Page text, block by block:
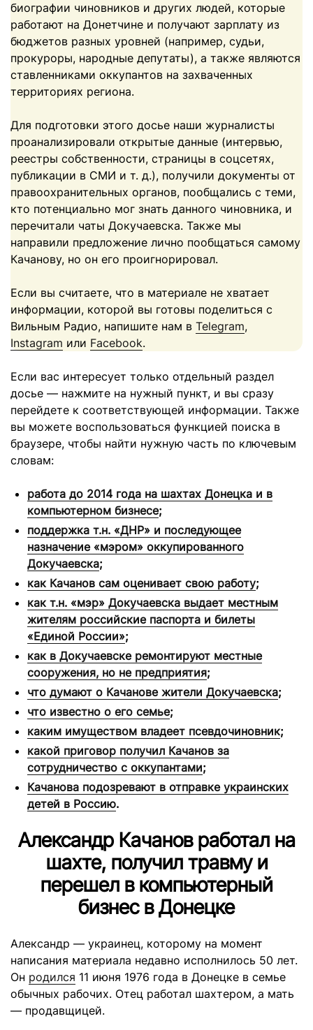
биографии чиновников и других людей, которые
работают на Донетчине и получают зарплату из
бюджетов разных уровней (например, судьи,
прокуроры, народные депутаты), а также являются
ставленниками оккупантов на захваченных
территориях региона.
Для подготовки этого досье наши журналисты
проанализировали открытые данные (интервью,
реестры собственности, страницы в соцсетях,
публикации в СМИ и т. д.), получили документы от
правоохранительных органов, пообщались с теми,
кто потенциально мог знать данного чиновника, и
перечитали чаты Докучаевска. Также мы
направили предложение лично пообщаться самому
Качанову, но он его проигнорировал.
Если вы считаете, что в материале не хватает
информации, которой вы готовы поделиться с
Вильным Радио, напишите нам в Telegram,
Instagram или Facebook.
Если вас интересует только отдельный раздел
досье — нажмите на нужный пункт, и вы сразу
перейдете к соответствующей информации. Также
вы можете воспользоваться функцией поиска в
браузере, чтобы найти нужную часть по ключевым
словам:
работа до 2014 года на шахтах Донецка и в
компьютерном бизнесе;
поддержка т.н. «ДНР» и последующее
назначение «мэром» оккупированного
Докучаевска;
как Качанов сам оценивает свою работу;
как т.н. «мэр» Докучаевска выдает местным
жителям российские паспорта и билеты
«Единой России»;
как в Докучаевске ремонтируют местные
сооружения, но не предприятия;
что думают о Качанове жители Докучаевска;
что известно о его семье;
каким имуществом владеет псевдочиновник;
какой приговор получил Качанов за
сотрудничество с оккупантами;
Качанова подозревают в отправке украинских
детей в Россию.
Александр Качанов работал на
шахте, получил травму и
перешел в компьютерный
бизнес в Донецке
Александр — украинец, которому на момент
написания материала недавно исполнилось 50 лет.
Он родился 11 июня 1976 года в Донецке в семье
обычных рабочих. Отец работал шахтером, а мать
— продавщицей.